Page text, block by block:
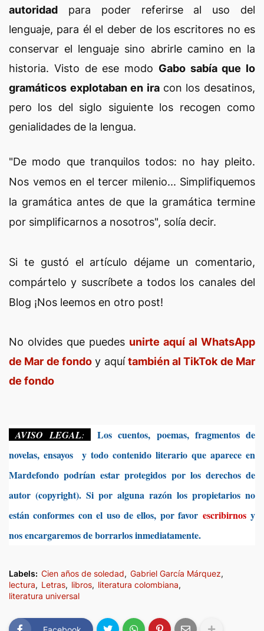
autoridad para poder referirse al uso del
lenguaje, para él el deber de los escritores no es
conservar el lenguaje sino abrirle camino en la
historia. Visto de ese modo Gabo sabía que lo
gramáticos explotaban en ira con los desatinos,
pero los del siglo siguiente los recogen como
genialidades de la lengua.
"De modo que tranquilos todos: no hay pleito.
Nos vemos en el tercer milenio... Simplifiquemos
la gramática antes de que la gramática termine
por simplificarnos a nosotros", solía decir.
Si te gustó el artículo déjame un comentario,
compártelo y suscríbete a todos los canales del
Blog ¡Nos leemos en otro post!
No olvides que puedes unirte aquí al WhatsApp
de Mar de fondoy aquítambién al TikTok de Mar
de fondo
AVISO LEGAL:
Los cuentos, poemas, fragmentos de
novelas, ensayos y todo contenido literario que aparece en
Mardefondo podrían estar protegidos por los derechos de
autor (copyright). Si por alguna razón los propietarios no
están conformes con el uso de ellos, por favor escribirnos y
nos encargaremos de borrarlos inmediatamente.
Labels: Cien años de soledad
Gabriel García Márquez
lectura
Letras libros
literatura colombiana
literatura universal